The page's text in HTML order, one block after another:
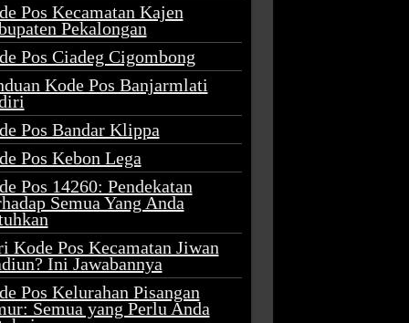
Pos Kecamatan Kajen
Pekalongan
Pos Ciadeg Cigombong
Kode Pos Banjarmlati
Pos Bandar Klippa
Pos Kebon Lega
Pos 14260: Pendekatan
Semua Yang Anda
Kode Pos Kecamatan Jiwan
Ini Jawabannya
Pos Kelurahan Pisangan
Semua yang Perlu Anda